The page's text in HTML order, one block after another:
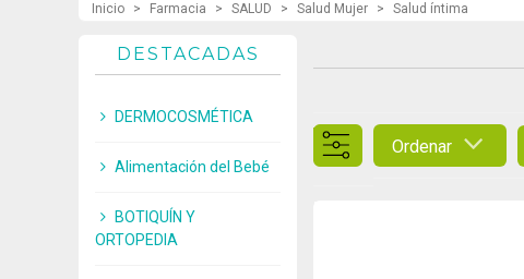
Inicio > Farmacia > SALUD > Salud Mujer > Salud íntima
DESTACADAS
DERMOCOSMÉTICA
Alimentación del Bebé
BOTIQUÍN Y
ORTOPEDIA
Ordenar